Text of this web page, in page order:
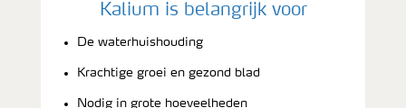
Kalium is belangrijk voor
De waterhuishouding
Krachtige groei en gezond blad
Nodig in grote hoeveelheden